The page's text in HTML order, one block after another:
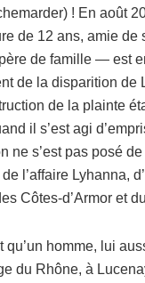
! En août
de 12 ans, amie
de famille — est
de la disparition de
de la plainte
il s’est agi
s’est pas posé
l’affaire Lyhanna,
Côtes-d’Armor et
homme, lui
du Rhône, à